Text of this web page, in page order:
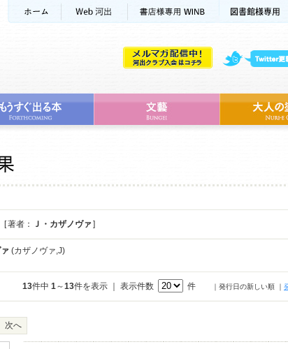
[ 著者： Ｊ・カザノヴァ]
(カザノヴァ,J)
13件中 1～13件を表示 ｜ 表示件数 件 ｜発行日の新しい順 ｜
次へ